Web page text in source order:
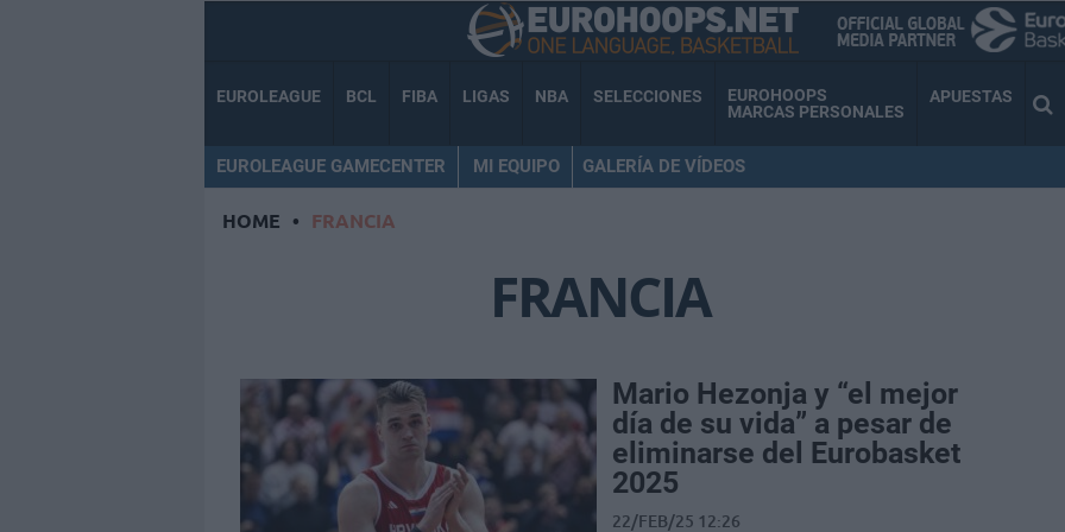
EUROLEAGUE BCL FIBA LIGAS NBA SELECCIONES
EUROHOOPS
MARCAS PERSONALES
APUESTAS
EUROLEAGUE GAMECENTER MI EQUIPO GALERÍA DE VÍDEOS
HOME • FRANCIA
FRANCIA
Mario Hezonja y “el mejor
día de su vida” a pesar de
eliminarse del Eurobasket
2025
22/FEB/25 12:26